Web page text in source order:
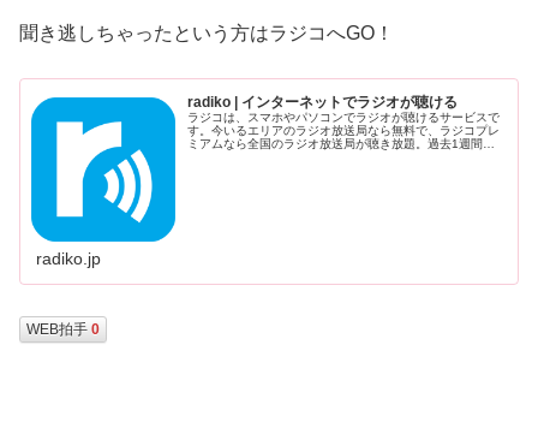
聞き逃しちゃったという方はラジコへGO！
radiko | インターネットでラジオが聴ける
ラジコは、スマホやパソコンでラジオが聴けるサービスで
す。今いるエリアのラジオ放送局なら無料で、ラジコプレ
ミアムなら全国のラジオ放送局が聴き放題。過去1週間以
radiko.jp
WEB拍手 0